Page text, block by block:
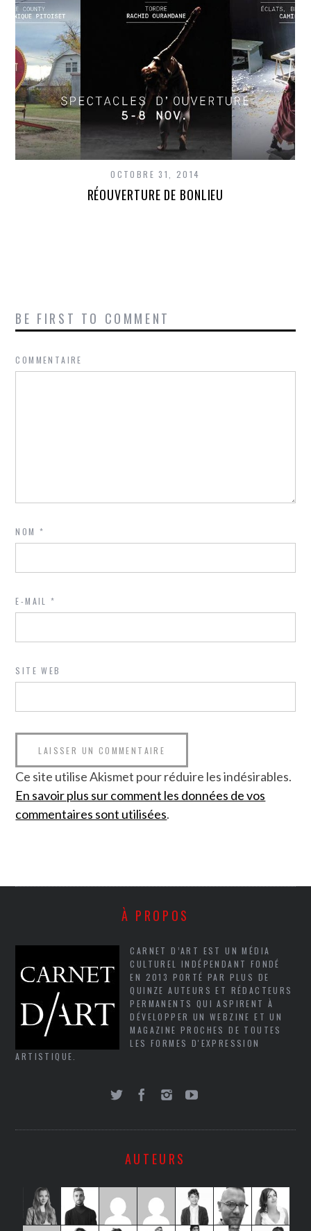
OCTOBRE 31, 2014
RÉOUVERTURE DE BONLIEU
BE FIRST TO COMMENT
COMMENTAIRE
NOM*
E-MAIL*
SITE WEB
Ce site utilise Akismet pour réduire les indésirables.
En savoir plus sur comment les données de vos
commentaires sont utilisées.
À PROPOS
CARNET D’ART EST UN MÉDIA
CULTUREL INDÉPENDANT FONDÉ
EN 2013 PORTÉ PAR PLUS DE
QUINZE AUTEURS ET RÉDACTEURS
PERMANENTS QUI ASPIRENT À
DÉVELOPPER UN WEBZINE ET UN
MAGAZINE PROCHES DE TOUTES
LES FORMES D'EXPRESSION
ARTISTIQUE.
AUTEURS